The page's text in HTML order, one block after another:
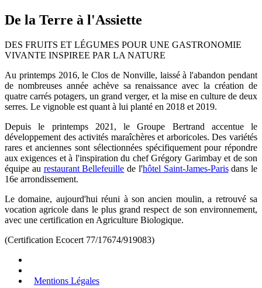
De la Terre à l'Assiette
DES FRUITS ET LÉGUMES POUR UNE GASTRONOMIE
VIVANTE INSPIREE PAR LA NATURE
Au printemps 2016, le Clos de Nonville, laissé à l'abandon pendant
de nombreuses année achève sa renaissance avec la création de
quatre carrés potagers, un grand verger, et la mise en culture de deux
serres. Le vignoble est quant à lui planté en 2018 et 2019.
Depuis le printemps 2021, le Groupe Bertrand accentue le
développement des activités maraîchères et arboricoles. Des variétés
rares et anciennes sont sélectionnées spécifiquement pour répondre
aux exigences et à l'inspiration du chef Grégory Garimbay et de son
équipe au restaurant Bellefeuille de l'hôtel Saint-James-Parisdans le
16e arrondissement.
Le domaine, aujourd'hui réuni à son ancien moulin, a retrouvé sa
vocation agricole dans le plus grand respect de son environnement,
avec une certification en Agriculture Biologique.
(Certification Ecocert 77/17674/919083)
Mentions Légales